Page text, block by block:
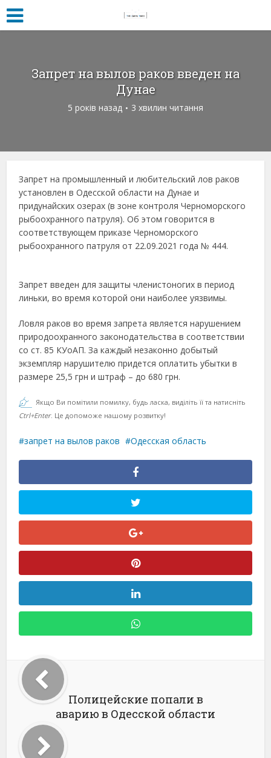
Запрет на вылов раков введен на
Дунае
5 років назад 3 хвилин читання
Запрет на промышленный и любительский лов раков
установлен в Одесской области на Дунае и
придунайских озерах (в зоне контроля Черноморского
рыбоохранного патруля). Об этом говорится в
соответствующем приказе Черноморского
рыбоохранного патруля от 22.09.2021 года № 444.
Запрет введен для защиты членистоногих в период
линьки, во время которой они наиболее уязвимы.
Ловля раков во время запрета является нарушением
природоохранного законодательства в соответствии
со ст. 85 КУоАП. За каждый незаконно добытый
экземпляр нарушителю придется оплатить убытки в
размере 25,5 грн и штраф – до 680 грн.
Якщо Ви помітили помилку, будь ласка, виділіть її та натисніть
Ctrl+Enter. Це допоможе нашому розвитку!
запрет на вылов раков Одесская область
Полицейские попали в
аварию в Одесской области